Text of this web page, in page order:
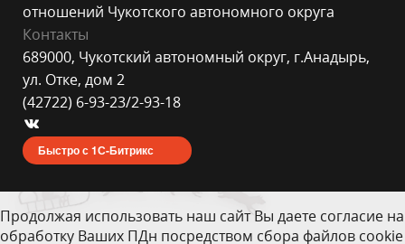
отношений Чукотского автономного округа
Контакты
689000, Чукотский автономный округ, г.Анадырь,
ул. Отке, дом 2
(42722) 6-93-23/2-93-18
Быстро с 1С-Битрикс
Продолжая использовать наш сайт Вы даете согласие на
обработку Ваших ПДн посредством сбора файлов cookie